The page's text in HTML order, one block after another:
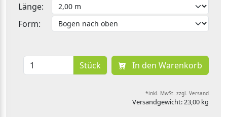
Länge:
Form:
Stück In den Warenkorb
*inkl. MwSt. zzgl. Versand
Versandgewicht: 23,00 kg